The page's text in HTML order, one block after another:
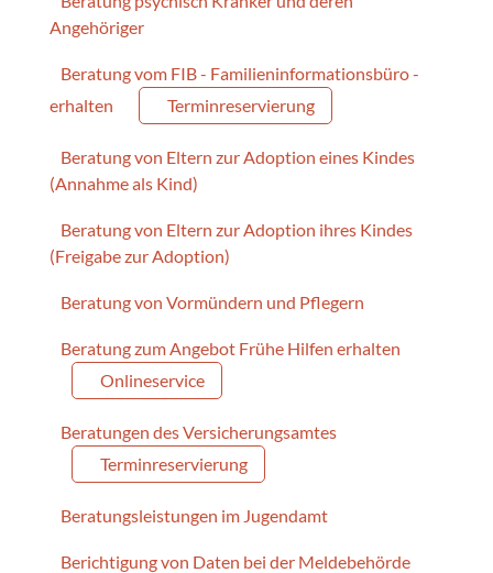
Angehöriger
Beratung vom FIB - Familieninformationsbüro -
erhalten
Terminreservierung
Beratung von Eltern zur Adoption eines Kindes
(Annahme als Kind)
Beratung von Eltern zur Adoption ihres Kindes
(Freigabe zur Adoption)
Beratung von Vormündern und Pflegern
Beratung zum Angebot Frühe Hilfen erhalten
Onlineservice
Beratungen des Versicherungsamtes
Terminreservierung
Beratungsleistungen im Jugendamt
Berichtigung von Daten bei der Meldebehörde